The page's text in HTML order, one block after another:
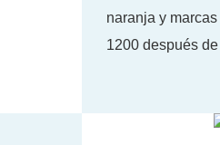
naranja y
1200 después de